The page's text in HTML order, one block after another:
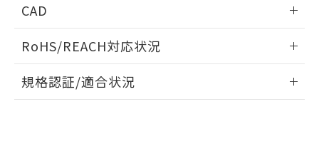
CAD
ドすることができます。
ログイン/会員登録
RoHS/REACH対応状況
EU RoHS 注意事項・凡例
規格認証/適合状況
ものではありません。
また、RoHS指令のフタル酸エステル類４
物質の対応では、対応完了までの期間は出
荷製品に未対応品が混在することから備考
欄に対応日を記載しておりました。